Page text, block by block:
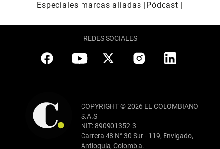
Especiales marcas aliadas
Pódcast
REDES SOCIALES
COPYRIGHT © 2026 EL COLOMBIANO
S.A.S
NIT: 890901352-3
Carrera 48 N° 30 Sur - 119, Envigado,
Antioquia, Colombia.